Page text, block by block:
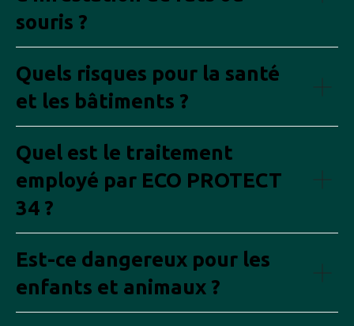
souris ?
Quels risques pour la santé
et les bâtiments ?
Quel est le traitement
employé par ECO PROTECT
34 ?
Est-ce dangereux pour les
enfants et animaux ?